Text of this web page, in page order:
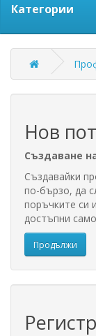
Категории
Нов
Създаване
Създавайки
по-бързо, да
поръчките си
достъпни
Продължи